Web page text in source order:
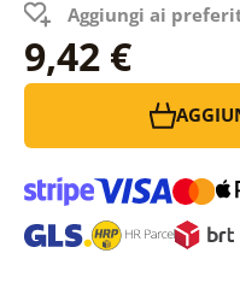
Aggiungi ai
9,42 €